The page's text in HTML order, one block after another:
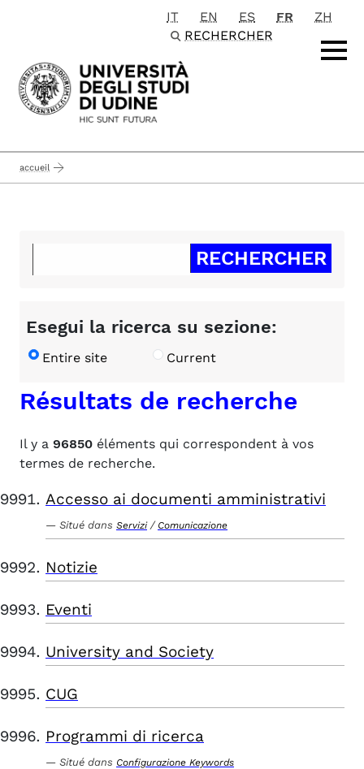
Passa al contenuto principale
IT EN ES FR
ZH
RECHERCHER
accueil
Esegui la ricerca su sezione:
Entire site Current
Résultats de recherche
Il y a 96850 éléments qui correspondent à vos
termes de recherche.
Accesso ai documenti amministrativi
Situé dans Servizi / Comunicazione
Notizie
Eventi
University and Society
CUG
Programmi di ricerca
Situé dans Configurazione Keywords